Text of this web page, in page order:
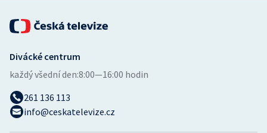
Divácké centrum
každý všední den:8:00—16:00 hodin
261 136 113
info@ceskatelevize.cz